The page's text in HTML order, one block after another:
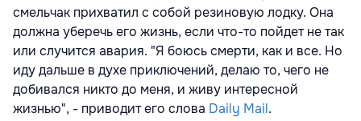
смельчак прихватил с собой резиновую лодку. Она
должна уберечь его жизнь, если что-то пойдет не так
или случится авария. "Я боюсь смерти, как и все. Но
иду дальше в духе приключений, делаю то, чего не
добивался никто до меня, и живу интересной
жизнью", - приводит его слова Daily Mail.